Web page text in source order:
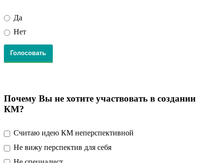
Да
Нет
Почему Вы не хотите участвовать в создании
КМ?
Считаю идею КМ неперспективной
Не вижу перспектив для себя